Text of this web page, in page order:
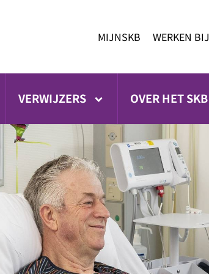
MIJNSKB WERKEN BIJ
VERWIJZERS OVER HET SKB